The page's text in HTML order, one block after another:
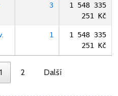
3
1 548 335
251 Kč
1
1 548 335
251 Kč
1 2 Další